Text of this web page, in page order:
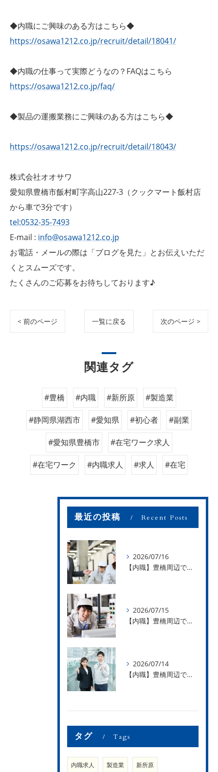
◆内職にご興味のある方はこちら◆
https://osawa1212.co.jp/recruit/detail/18041/
◆内職の仕事って実際どうなの？FAQはこちら
https://osawa1212.co.jp/faq/
◆製品の運搬業務にご興味のある方はこちら◆
https://osawa1212.co.jp/recruit/detail/18043/
株式会社オオサワ
愛知県豊橋市飯村町字高山227-3（クックマート飯村店
から車で3分です）
tel:0532-35-7493
E-mail : info@osawa1212.co.jp
お電話・メールの際は「ブログを見た」とお伝えいただ
くとスムーズです。
たくさんのご応募をお待ちしております♪
< 前のページ 一覧に戻る 次のページ >
関連タグ
#豊橋 #内職 #新所原 #製造業
#静岡県湖西市 #愛知県 #初心者 #副業
#愛知県豊橋市 #在宅ワーク求人
#在宅ワーク #内職求人 #求人 #在宅
最近の投稿 Recent Posts
2026/07/16
【内職】豊橋周辺で内職のお仕事を探している方募集中！【お仕事の内容】
2026/07/15
【内職】豊橋周辺で内職のお仕事を探している方募集中！【急な学級閉鎖も安心】
2026/07/14
【内職】豊橋周辺で内職のお仕事を探している方募集中！【内職さまのお声②】
タグ Tags
内職求人 製造業 新所原